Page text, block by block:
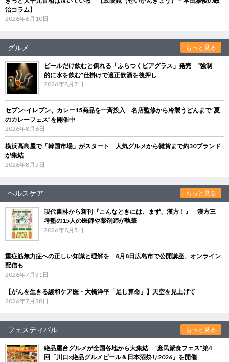
治コラム】
2026年6月10日
グルメ もっと見る
ビールだけ飲むと倒れる「ふらつくビアグラス」発売 “強制
的に水を飲む”仕掛けで適正飲酒を後押し
2026年8月7日
セブン‐イレブン、カレー15商品を一斉投入 名店監修から冷製うどんまで“夏
のカレーフェス”を開催中
2026年8月6日
横浜高島屋で「韓国市場」がスタート 人気グルメから雑貨まで約30ブランド
が集結
2026年8月5日
ヘルスケア もっと見る
現代書林から新刊『こんなときには、まず、漢方！』 漢方三
考塾の15人の医師や薬剤師が執筆
2026年8月5日
重症筋無力症への正しい知識と理解を 8月8日広島市で公開講座、オンライン
配信も
2026年7月31日
【がんを生きる緩和ケア医・大橋洋平「足し算命」】天空を見上げて
2026年7月28日
フェスティバル もっと見る
絶品屋台グルメが全国各地から大集結 “庶民派食フェス”第4
回「川口×絶品グルメビール＆日本酒祭り2026」を開催